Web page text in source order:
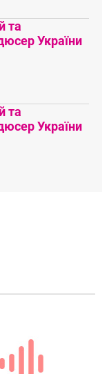
та
України
та
України